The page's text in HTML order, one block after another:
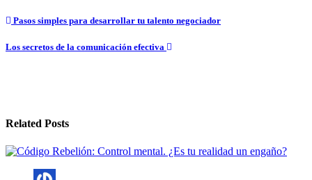
Navegación
de
Pasos simples para desarrollar tu talento negociador
Los secretos de la comunicación efectiva
Related Posts